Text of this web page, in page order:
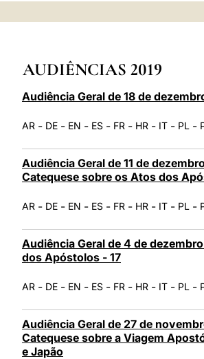
AUDIÊNCIAS 2019
Audiência Geral de 18 de
AR - DE - EN - ES - FR - HR - IT - PL -
Audiência Geral de 11 de
Catequese sobre os Atos dos
AR - DE - EN - ES - FR - HR - IT - PL -
Audiência Geral de 4 de
dos Apóstolos - 17
AR - DE - EN - ES - FR - HR - IT - PL -
Audiência Geral de 27 de
Catequese sobre a Viagem
e Japão